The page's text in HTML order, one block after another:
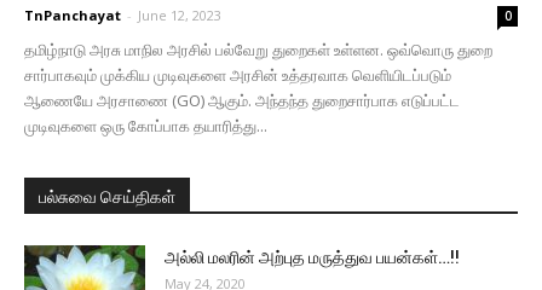
TnPanchayat - June 12, 2023 0
தமிழ்நாடு அரசு மாநில அரசில் பல்வேறு துறைகள் உள்ளன. ஒவ்வொரு துறை
சார்பாகவும் முக்கிய முடிவுகளை அரசின் உத்தரவாக வெளியிடப்படும்
ஆணையே அரசாணை (GO) ஆகும். அந்தந்த துறைசார்பாக எடுப்பட்ட
முடிவுகளை ஒரு கோப்பாக தயாரித்து...
பல்சுவை செய்திகள்
அல்லி மலரின் அற்புத மருத்துவ பயன்கள்…!!
May 24, 2020